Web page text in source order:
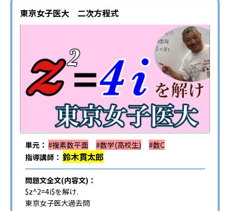
東京女子医大 二次方程式
単元： #複素数平面 #数学(高校生)
#数C
指導講師： 鈴木貫太郎
問題文全文(内容文)：
$z^2=4i$を解け.
東京女子医大過去問